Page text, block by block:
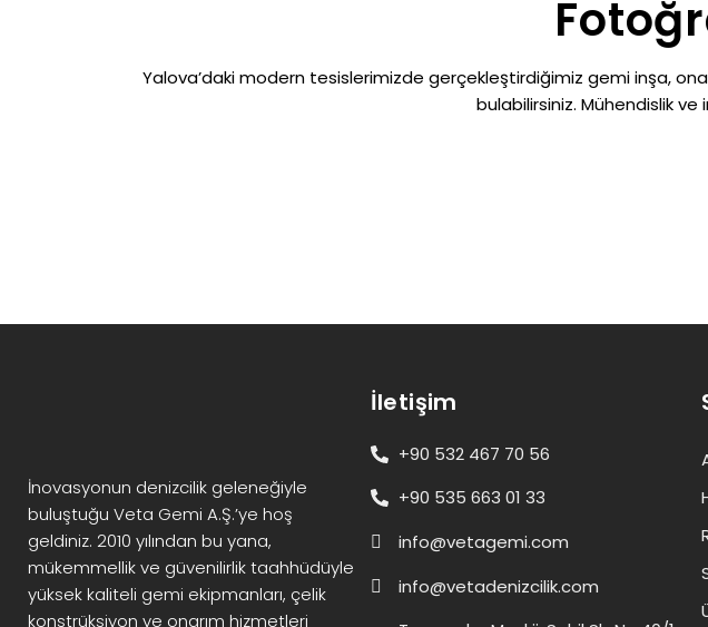
Yalova’daki modern tesislerimizde gerçekleştirdiğimiz gemi inşa,
bulabilirsiniz. Mühendislik
İnovasyonun denizcilik geleneğiyle
buluştuğu Veta Gemi A.Ş.’ye hoş
geldiniz. 2010 yılından bu yana,
mükemmellik ve güvenilirlik taahhüdüyle
yüksek kaliteli gemi ekipmanları, çelik
konstrüksiyon ve onarım hizmetleri
İletişim
+90 532 467 70 56
+90 535 663 01 33
info@vetagemi.com
info@vetadenizcilik.com